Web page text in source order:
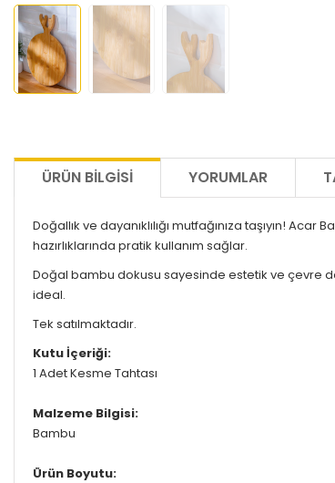
ÜRÜN BILGISI YORUMLAR
Doğallık ve dayanıklılığı mutfağınıza taşıyın!
hazırlıklarında pratik kullanım sağlar.
Doğal bambu dokusu sayesinde estetik ve çevre
ideal.
Tek satılmaktadır.
Kutu İçeriği:
1 Adet Kesme Tahtası
Malzeme Bilgisi:
Bambu
Ürün Boyutu: